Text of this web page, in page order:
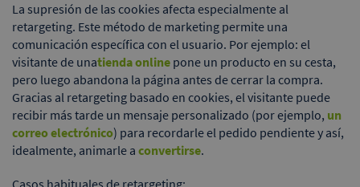
La supresión de las cookies afecta especialmente al
retargeting. Este método de marketing permite una
comunicación específica con el usuario. Por ejemplo: el
visitante de unatienda online pone un producto en su cesta,
pero luego abandona la página antes de cerrar la compra.
Gracias al retargeting basado en cookies, el visitante puede
recibir más tarde un mensaje personalizado (por ejemplo, un
correo electrónico) para recordarle el pedido pendiente y así,
idealmente, animarle a convertirse.